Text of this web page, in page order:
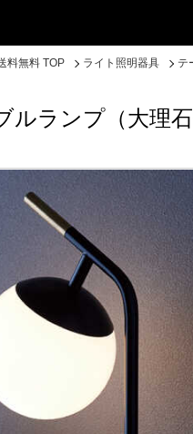
料無料 TOP ライト照明器具 テ
ランプ（大理石